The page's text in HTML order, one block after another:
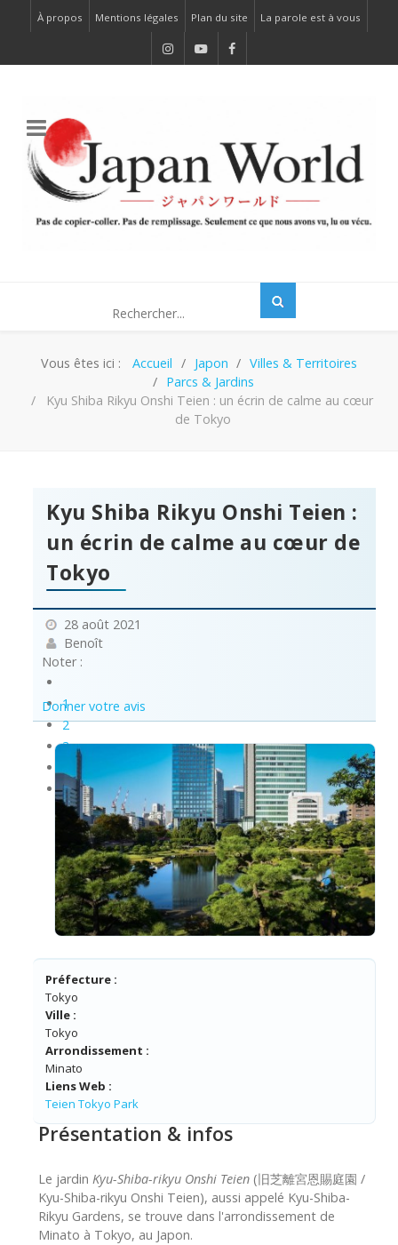
À propos Mentions légales Plan du site La parole est à vous
Vous êtes ici : Accueil Japon
Villes & Territoires
Parcs & Jardins
Kyu Shiba Rikyu Onshi Teien : un écrin de calme au cœur
de Tokyo
Kyu Shiba Rikyu Onshi Teien :
un écrin de calme au cœur de
Tokyo
28 août 2021
Benoît
Noter :
1
2
3
5
Donner votre avis
Préfecture :
Tokyo
Ville :
Tokyo
Arrondissement :
Minato
Liens Web :
Teien Tokyo Park
Présentation & infos
Le jardin Kyu-Shiba-rikyu Onshi Teien (旧芝離宮恩賜庭園 /
Kyu-Shiba-rikyu Onshi Teien), aussi appelé Kyu-Shiba-
Rikyu Gardens, se trouve dans l'arrondissement de
Minato à Tokyo, au Japon.